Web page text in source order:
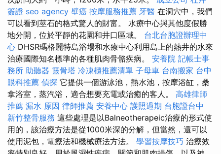
簽證 seo agency 壁癌 按摩服務推薦 牙醫 在洞穴中，我們
可以看到莖石的格式驚人的財富。 水療中心與其他度假勝
地分開，位於平靜的花園和井口區域。 台北台胞證辦理中
心 DHSR瑪格麗特島浴場和水療中心利用島上的熱井的水來
治療國際知名標準的各種肌肉骨骼疾病。 安養院 記帳士事
務所 助聽器 靈骨塔 冷凍櫃推薦清單 子母車 台南搬家 台中
眼科推薦 偵探 它提供一個游泳池，熱水池，按摩浴缸，桑
拿浴室，蒸汽浴，適合想要充電或治癒的客人。 高雄律師
推薦 漏水 原因 律師推薦 安養中心 護照過期 台胞證台中
新竹整骨服務 這些處理是以Balneotherapeic治療的形式使
用的，該治療方法是從1000米深的分解，但當然，還可以
使用泥包，電療法和機械療法方法。 學習按摩技巧 治療效